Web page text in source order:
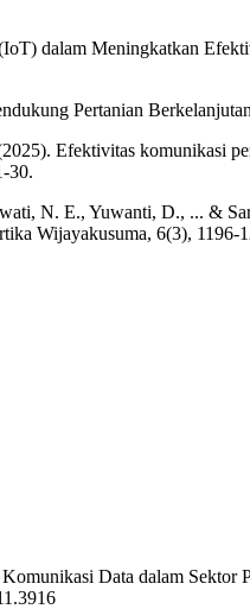
dalam Meningkatkan
Pertanian
Efektivitas komunikasi
30.
N. E., Yuwanti, D., ... &
Wijayakusuma, 6(3), 1196-
Data dalam Sektor